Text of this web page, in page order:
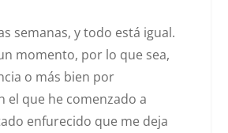
semanas, y todo está igual.
momento, por lo que sea,
o más bien por
el que he comenzado a
enfurecido que me deja